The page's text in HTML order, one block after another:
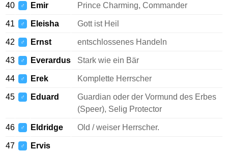
40 ♂ Emir Prince Charming, Commander
41 ♂ Eleisha Gott ist Heil
42 ♂ Ernst entschlossenes Handeln
43 ♂ Everardus Stark wie ein Bär
44 ♂ Erek Komplette Herrscher
45 ♂ Eduard
Guardian oder der Vormund des Erbes
(Speer), Selig Protector
46 ♂ Eldridge Old / weiser Herrscher.
47 ♂ Ervis